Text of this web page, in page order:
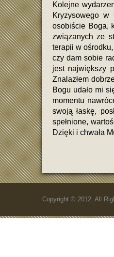
Kolejne
Kryzysowego w
osobiście Boga,
związanych ze
terapii w
czy dam sobie
jest największy
Znalazłem
Bogu udało mi
momentu
swoją łaskę,
spełnione,
Dzięki i chwała
Copyright © 2012. All
dlatego analiza jest
Если вы любите